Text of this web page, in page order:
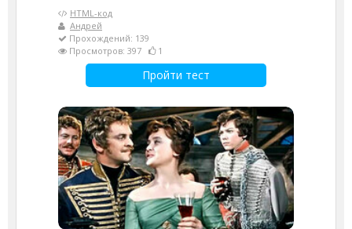
HTML-код
Андрей
Прохождений: 139
Просмотров: 397
1
Пройти тест